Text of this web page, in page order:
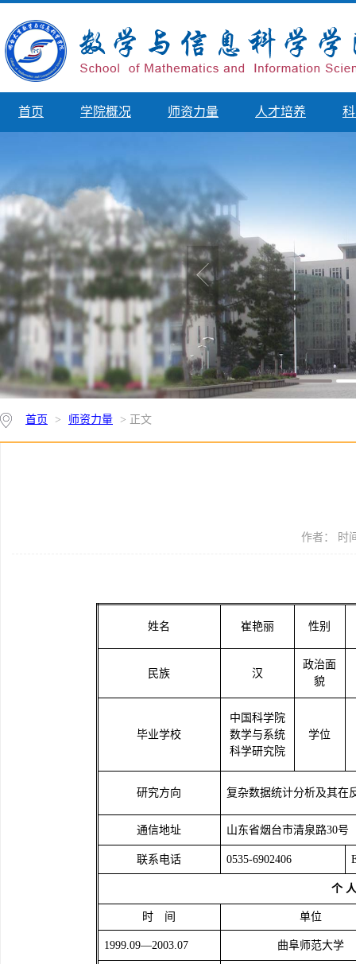
首页 学院概况 师资力量 人才培养
首页 > 师资力量 > 正文
作者： 时
姓名 崔艳丽 性别
民族 汉
政治面
貌
毕业学校
中国科学院
数学与系统
科学研究院
学位
研究方向 复杂数据统计分析及其在
通信地址 山东省烟台市清泉路30号
联系电话 0535-6902406
个 人
时 间 单位
1999.09—2003.07 曲阜师范大学